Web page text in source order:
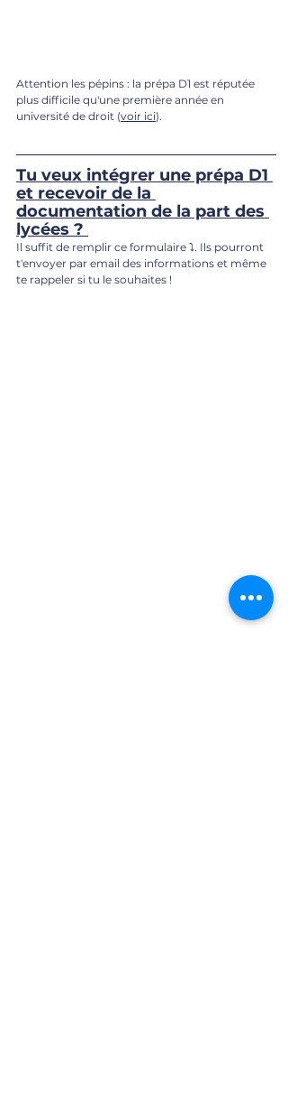
Attention les pépins : la prépa D1 est réputée
plus difficile qu'une première année en
université de droit (voir ici).
Tu veux intégrer une prépa D1
et recevoir de la
documentation de la part des
lycées ?
Il suffit de remplir ce formulaire ⤵️. Ils pourront
t'envoyer par email des informations et même
te rappeler si tu le souhaites !